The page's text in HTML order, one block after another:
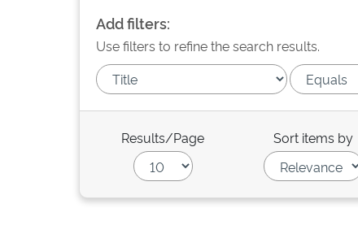
Add filters:
Use filters to refine the search results.
Results/Page Sort items by